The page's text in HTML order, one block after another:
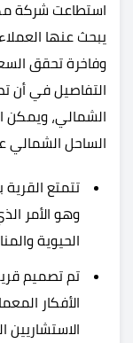
استطاعت شركة
يبحث عنها
وفاخرة تحقق
التفاصيل في أن
الشمالي، ويمكن
الساحل الشمالي
تتمتع
وهو الأمر
الحيوية
تم تصميم
الأفكار
الاستشاريين